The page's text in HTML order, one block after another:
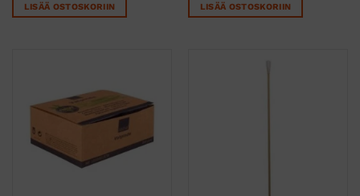
LISÄÄ OSTOSKORIIN LISÄÄ OSTOSKORIIN